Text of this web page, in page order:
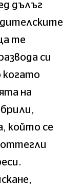
дълъг
те
си
когато
на
който се
оттегли